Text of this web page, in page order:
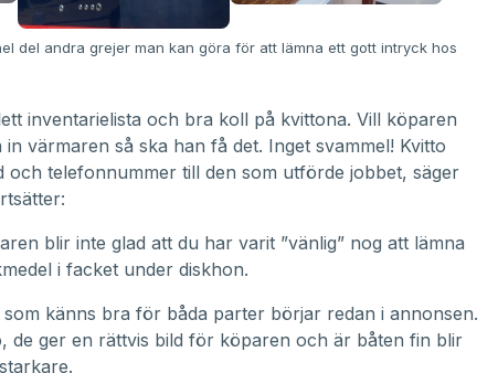
del andra grejer man kan göra för att lämna ett gott intryck hos
inventarielista och bra koll på kvittona. Vill köparen
värmaren så ska han få det. Inget svammel! Kvitto
och telefonnummer till den som utförde jobbet, säger
blir inte glad att du har varit ”vänlig” nog att lämna
i facket under diskhon.
känns bra för båda parter börjar redan i annonsen.
de ger en rättvis bild för köparen och är båten fin blir